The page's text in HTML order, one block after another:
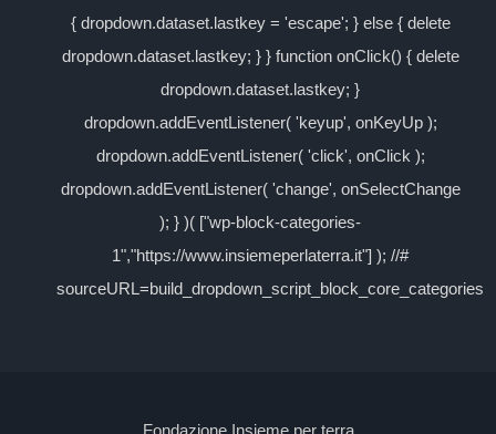
{ dropdown.dataset.lastkey = 'escape'; } else { delete
dropdown.dataset.lastkey; } } function onClick() { delete
dropdown.dataset.lastkey; }
dropdown.addEventListener( 'keyup', onKeyUp );
dropdown.addEventListener( 'click', onClick );
dropdown.addEventListener( 'change', onSelectChange
); } )( ["wp-block-categories-
1","https://www.insiemeperlaterra.it"] ); //#
sourceURL=build_dropdown_script_block_core_categories
Fondazione Insieme per terra